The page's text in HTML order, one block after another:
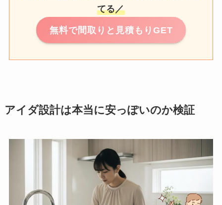
てる／
無料で間取りと見積もりGET
アイダ設計は本当に安っぽいのか検証